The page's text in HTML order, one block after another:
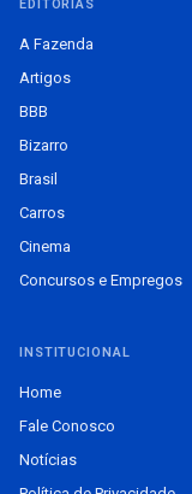
EDITORIAS
A Fazenda
Artigos
BBB
Bizarro
Brasil
Carros
Cinema
Concursos e Empregos
INSTITUCIONAL
Home
Fale Conosco
Notícias